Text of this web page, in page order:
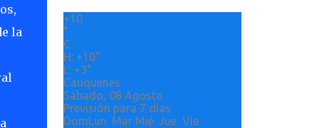
la
+10
°
C
H: +10°
L: +3°
Cauquenes
Sábado, 08 Agosto
Previsión para 7 días
DomLun Mar Mié Jue Vie